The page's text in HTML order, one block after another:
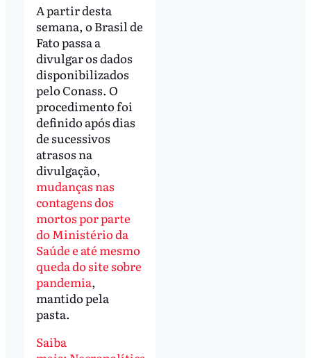
A partir desta
semana, o Brasil de
Fato passa a
divulgar os dados
disponibilizados
pelo Conass. O
procedimento foi
definido após dias
de sucessivos
atrasos na
divulgação,
mudanças nas
contagens dos
mortos por parte
do Ministério da
Saúde e até mesmo
queda do site sobre
pandemia,
mantido pela
pasta.
Saiba